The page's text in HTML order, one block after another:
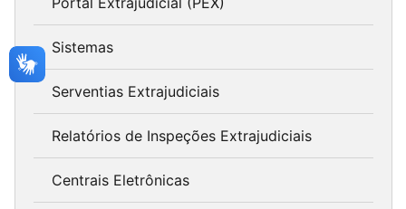
Sistemas
Serventias Extrajudiciais
Relatórios de Inspeções Extrajudiciais
Centrais Eletrônicas